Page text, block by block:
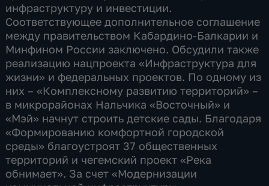
инфраструктуру и инвестиции.
Соответствующее дополнительное соглашение
между правительством Кабардино-Балкарии и
Минфином России заключено. Обсудили также
реализацию нацпроекта «Инфраструктура для
жизни» и федеральных проектов. По одному из
них – «Комплексному развитию территорий» –
в микрорайонах Нальчика «Восточный» и
«Мэй» начнут строить детские сады. Благодаря
«Формированию комфортной городской
среды» благоустроят 37 общественных
территорий и чегемский проект «Река
обнимает». За счет «Модернизации